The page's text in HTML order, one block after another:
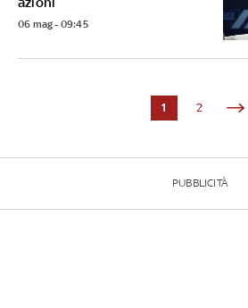
06 mag - 09:45
1 2
PUBBLICITÀ